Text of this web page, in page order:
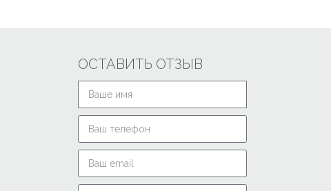
ОСТАВИТЬ ОТЗЫВ